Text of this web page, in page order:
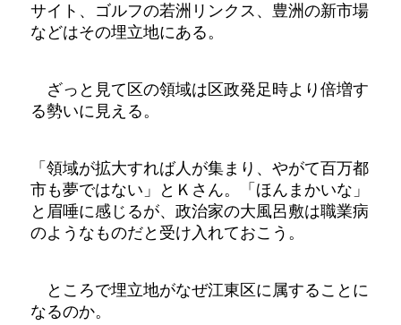
サイト、ゴルフの若洲リンクス、豊洲の新市場
などはその埋立地にある。
ざっと見て区の領域は区政発足時より倍増す
る勢いに見える。
「領域が拡大すれば人が集まり、やがて百万都
市も夢ではない」とＫさん。「ほんまかいな」
と眉唾に感じるが、政治家の大風呂敷は職業病
のようなものだと受け入れておこう。
ところで埋立地がなぜ江東区に属することに
なるのか。